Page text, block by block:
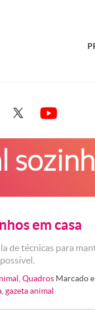
em casa
de técnicas para
,Quadros Marcado
gazeta animal